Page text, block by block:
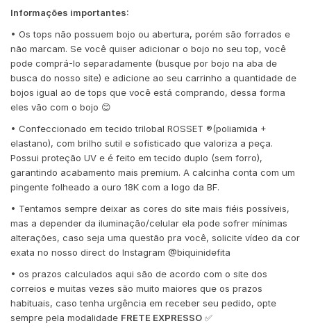
Informações importantes:
• Os tops não possuem bojo ou abertura, porém são forrados e
não marcam. Se você quiser adicionar o bojo no seu top, você
pode comprá-lo separadamente (busque por bojo na aba de
busca do nosso site) e adicione ao seu carrinho a quantidade de
bojos igual ao de tops que você está comprando, dessa forma
eles vão com o bojo 😊
• Confeccionado em tecido trilobal ROSSET ®️(poliamida +
elastano), com brilho sutil e sofisticado que valoriza a peça.
Possui proteção UV e é feito em tecido duplo (sem forro),
garantindo acabamento mais premium. A calcinha conta com um
pingente folheado a ouro 18K com a logo da BF.
• Tentamos sempre deixar as cores do site mais fiéis possíveis,
mas a depender da iluminação/celular ela pode sofrer mínimas
alterações, caso seja uma questão pra você, solicite vídeo da cor
exata no nosso direct do Instagram @biquinidefita
• os prazos calculados aqui são de acordo com o site dos
correios e muitas vezes são muito maiores que os prazos
habituais, caso tenha urgência em receber seu pedido, opte
sempre pela modalidade FRETE EXPRESSO ✅